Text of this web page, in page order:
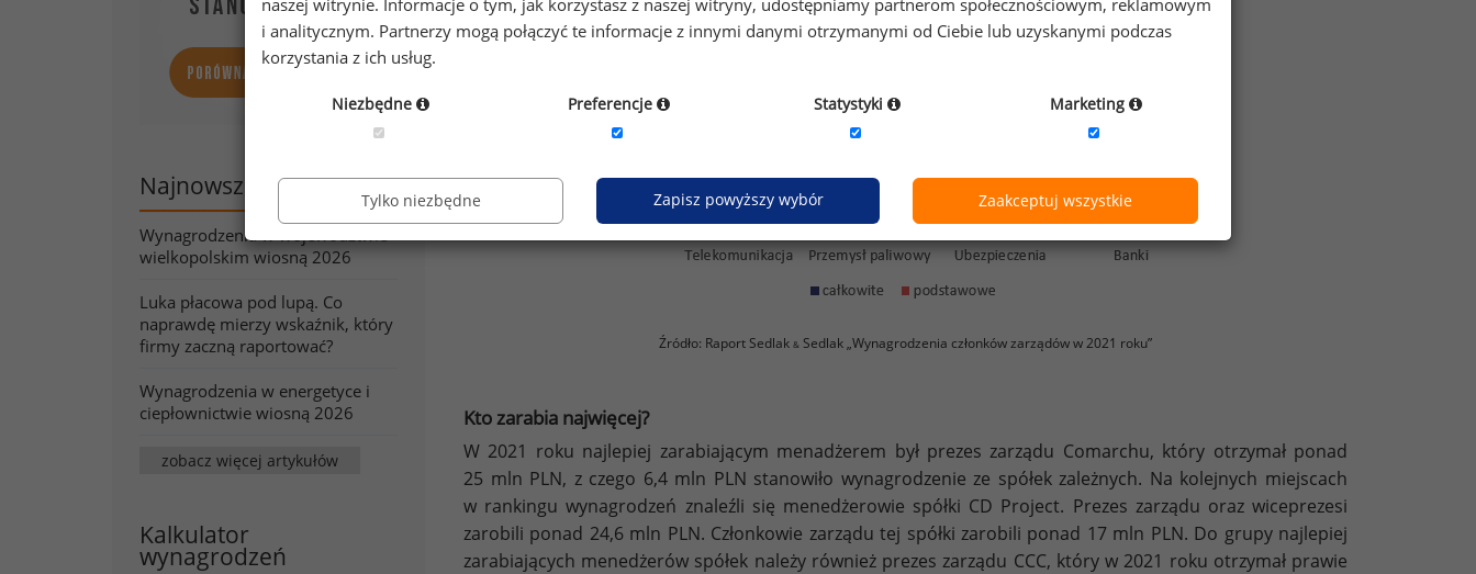
Najnowsze artykuły
Wynagrodzenia w województwie
wielkopolskim wiosną 2026
Luka płacowa pod lupą. Co
naprawdę mierzy wskaźnik, który
firmy zaczną raportować?
Wynagrodzenia w energetyce i
ciepłownictwie wiosną 2026
zobacz więcej artykułów
Kalkulator
wynagrodzeń
Źródło: Raport Sedlak & Sedlak „Wynagrodzenia członków zarządów w 2021 roku”
Kto zarabia najwięcej?
W 2021 roku najlepiej zarabiającym menadżerem był prezes zarządu Comarchu, który otrzymał ponad
25 mln PLN, z czego 6,4 mln PLN stanowiło wynagrodzenie ze spółek zależnych. Na kolejnych miejscach
w rankingu wynagrodzeń znaleźli się menedżerowie spółki CD Project. Prezes zarządu oraz wiceprezesi
zarobili ponad 24,6 mln PLN. Członkowie zarządu tej spółki zarobili ponad 17 mln PLN. Do grupy najlepiej
zarabiających menedżerów spółek należy również prezes zarządu CCC, który w 2021 roku otrzymał prawie
i analitycznym. Partnerzy mogą połączyć te informacje z innymi danymi otrzymanymi od Ciebie lub uzyskanymi podczas
korzystania z ich usług.
Niezbędne Preferencje Statystyki Marketing
Tylko niezbędne Zapisz powyższy wybór Zaakceptuj wszystkie